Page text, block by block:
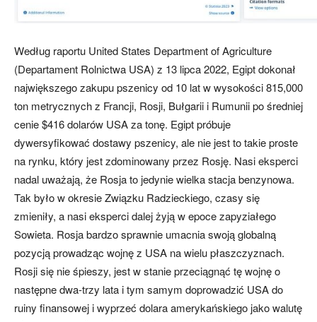
Według raportu United States Department of Agriculture
(Departament Rolnictwa USA) z 13 lipca 2022, Egipt dokonał
największego zakupu pszenicy od 10 lat w wysokości 815,000
ton metrycznych z Francji, Rosji, Bułgarii i Rumunii po średniej
cenie $416 dolarów USA za tonę. Egipt próbuje
dywersyfikować dostawy pszenicy, ale nie jest to takie proste
na rynku, który jest zdominowany przez Rosję. Nasi eksperci
nadal uważają, że Rosja to jedynie wielka stacja benzynowa.
Tak było w okresie Związku Radzieckiego, czasy się
zmieniły, a nasi eksperci dalej żyją w epoce zapyziałego
Sowieta. Rosja bardzo sprawnie umacnia swoją globalną
pozycją prowadząc wojnę z USA na wielu płaszczyznach.
Rosji się nie śpieszy, jest w stanie przeciągnąć tę wojnę o
następne dwa-trzy lata i tym samym doprowadzić USA do
ruiny finansowej i wyprzeć dolara amerykańskiego jako walutę